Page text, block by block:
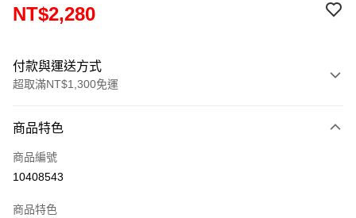
NT$2,280
付款與運送方式
超取滿NT$1,300免運
信用卡一次付款
超商取貨付款
商品特色
商品編號
10408543
商品特色